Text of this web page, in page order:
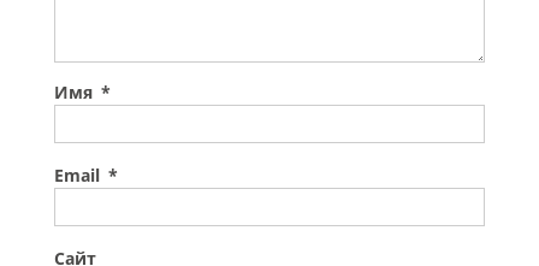
Имя *
Email *
Сайт